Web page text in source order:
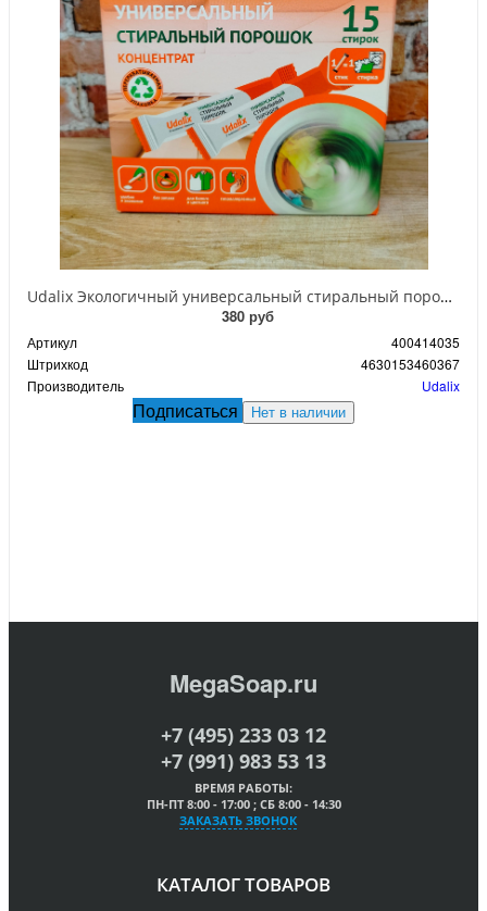
Udalix Экологичный универсальный стиральный порошок 15 стиков 375 гр
380 руб
Артикул
400414035
Штрихкод
4630153460367
Производитель
Udalix
Подписаться Нет в наличии
MegaSoap.ru
+7 (495) 233 03 12
+7 (991) 983 53 13
ВРЕМЯ РАБОТЫ:
ПН-ПТ 8:00 - 17:00 ; СБ 8:00 - 14:30
ЗАКАЗАТЬ ЗВОНОК
КАТАЛОГ ТОВАРОВ